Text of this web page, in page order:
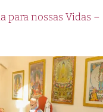
para nossas Vidas –